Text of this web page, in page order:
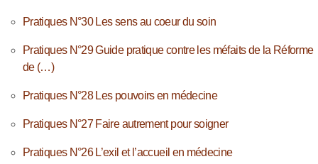
Pratiques N°30 Les sens au coeur du soin
Pratiques N°29 Guide pratique contre les méfaits de la Réforme
de (…)
Pratiques N°28 Les pouvoirs en médecine
Pratiques N°27 Faire autrement pour soigner
Pratiques N°26 L’exil et l’accueil en médecine